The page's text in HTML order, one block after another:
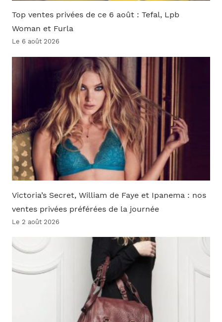
Top ventes privées de ce 6 août : Tefal, Lpb
Woman et Furla
Le 6 août 2026
Victoria’s Secret, William de Faye et Ipanema : nos
ventes privées préférées de la journée
Le 2 août 2026